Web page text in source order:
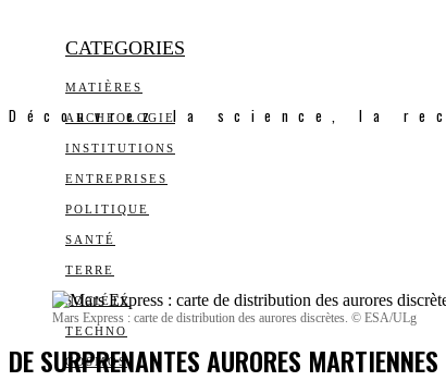
CATEGORIES
MATIÈRES
ARCHEOLOGIE
INSTITUTIONS
ENTREPRISES
POLITIQUE
SANTÉ
TERRE
SOCIÉTÉ
TECHNO
COSMOS
Découvrez la science, la
Mars Express : carte de distribution des aurores discrètes. © ESA/ULg
DE SURPRENANTES AURORES